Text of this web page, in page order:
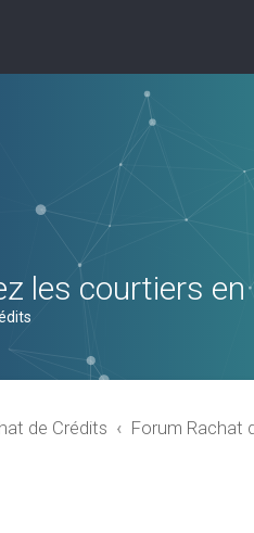
les courtiers
de Crédits Forum Rachat